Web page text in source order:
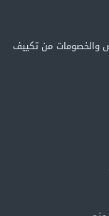
والخصومات من تكييف